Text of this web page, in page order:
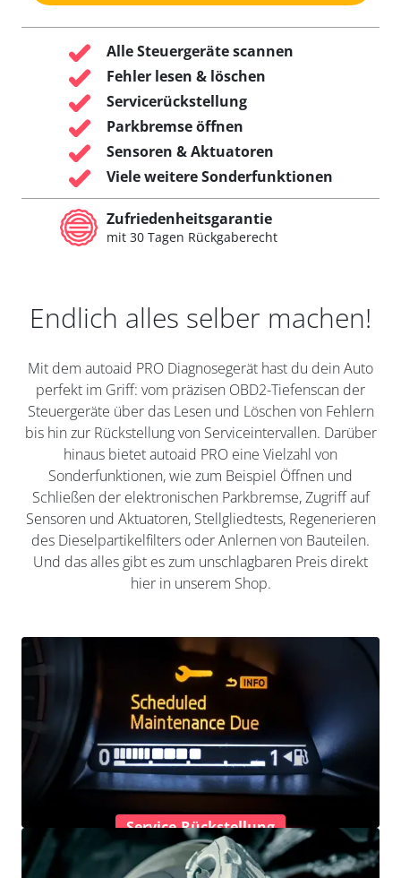
Alle Steuergeräte scannen
Fehler lesen & löschen
Servicerückstellung
Parkbremse öffnen
Sensoren & Aktuatoren
Viele weitere Sonderfunktionen
Zufriedenheitsgarantie
mit 30 Tagen Rückgaberecht
Endlich alles selber machen!
Mit dem autoaid PRO Diagnosegerät hast du dein Auto
perfekt im Griff: vom präzisen OBD2-Tiefenscan der
Steuergeräte über das Lesen und Löschen von Fehlern
bis hin zur Rückstellung von Serviceintervallen. Darüber
hinaus bietet autoaid PRO eine Vielzahl von
Sonderfunktionen, wie zum Beispiel Öffnen und
Schließen der elektronischen Parkbremse, Zugriff auf
Sensoren und Aktuatoren, Stellgliedtests, Regenerieren
des Dieselpartikelfilters oder Anlernen von Bauteilen.
Und das alles gibt es zum unschlagbaren Preis direkt
hier in unserem Shop.
Service-Rückstellung